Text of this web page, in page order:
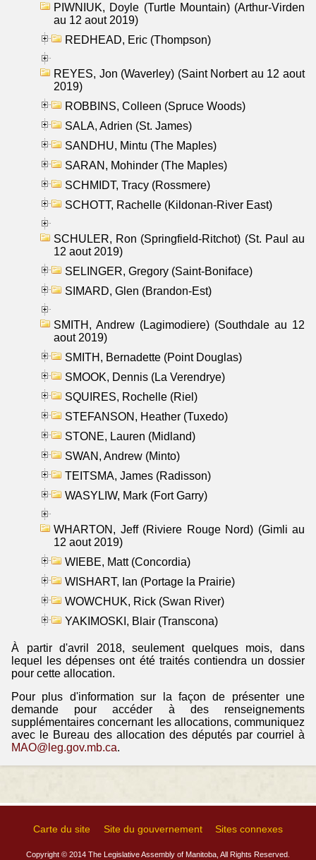
PIWNIUK, Doyle (Turtle Mountain) (Arthur-Virden
au 12 aout 2019)
REDHEAD, Eric (Thompson)
REYES, Jon (Waverley) (Saint Norbert au 12 aout
2019)
ROBBINS, Colleen (Spruce Woods)
SALA, Adrien (St. James)
SANDHU, Mintu (The Maples)
SARAN, Mohinder (The Maples)
SCHMIDT, Tracy (Rossmere)
SCHOTT, Rachelle (Kildonan-River East)
SCHULER, Ron (Springfield-Ritchot) (St. Paul au
12 aout 2019)
SELINGER, Gregory (Saint-Boniface)
SIMARD, Glen (Brandon-Est)
SMITH, Andrew (Lagimodiere) (Southdale au 12
aout 2019)
SMITH, Bernadette (Point Douglas)
SMOOK, Dennis (La Verendrye)
SQUIRES, Rochelle (Riel)
STEFANSON, Heather (Tuxedo)
STONE, Lauren (Midland)
SWAN, Andrew (Minto)
TEITSMA, James (Radisson)
WASYLIW, Mark (Fort Garry)
WHARTON, Jeff (Riviere Rouge Nord) (Gimli au
12 aout 2019)
WIEBE, Matt (Concordia)
WISHART, Ian (Portage la Prairie)
WOWCHUK, Rick (Swan River)
YAKIMOSKI, Blair (Transcona)
À partir d'avril 2018, seulement quelques mois, dans
lequel les dépenses ont été traités contiendra un dossier
pour cette allocation.
Pour plus d'information sur la façon de présenter une
demande pour accéder à des renseignements
supplémentaires concernant les allocations, communiquez
avec le Bureau des allocation des députés par courriel à
MAO@leg.gov.mb.ca.
Carte du site Site du gouvernement Sites connexes
Copyright © 2014 The Legislative Assembly of Manitoba, All Rights Reserved.